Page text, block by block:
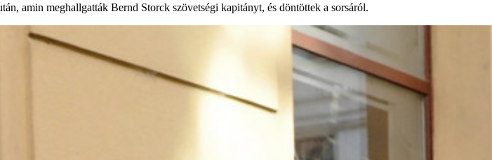
amin meghallgatták Bernd Storck szövetségi kapitányt, és döntöttek a sorsáról.